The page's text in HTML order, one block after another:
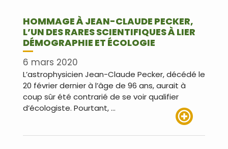
HOMMAGE À JEAN-CLAUDE PECKER,
L’UN DES RARES SCIENTIFIQUES À LIER
DÉMOGRAPHIE ET ÉCOLOGIE
6 mars 2020
L’astrophysicien Jean-Claude Pecker, décédé le
20 février dernier à l’âge de 96 ans, aurait à
coup sûr été contrarié de se voir qualifier
d’écologiste. Pourtant, …